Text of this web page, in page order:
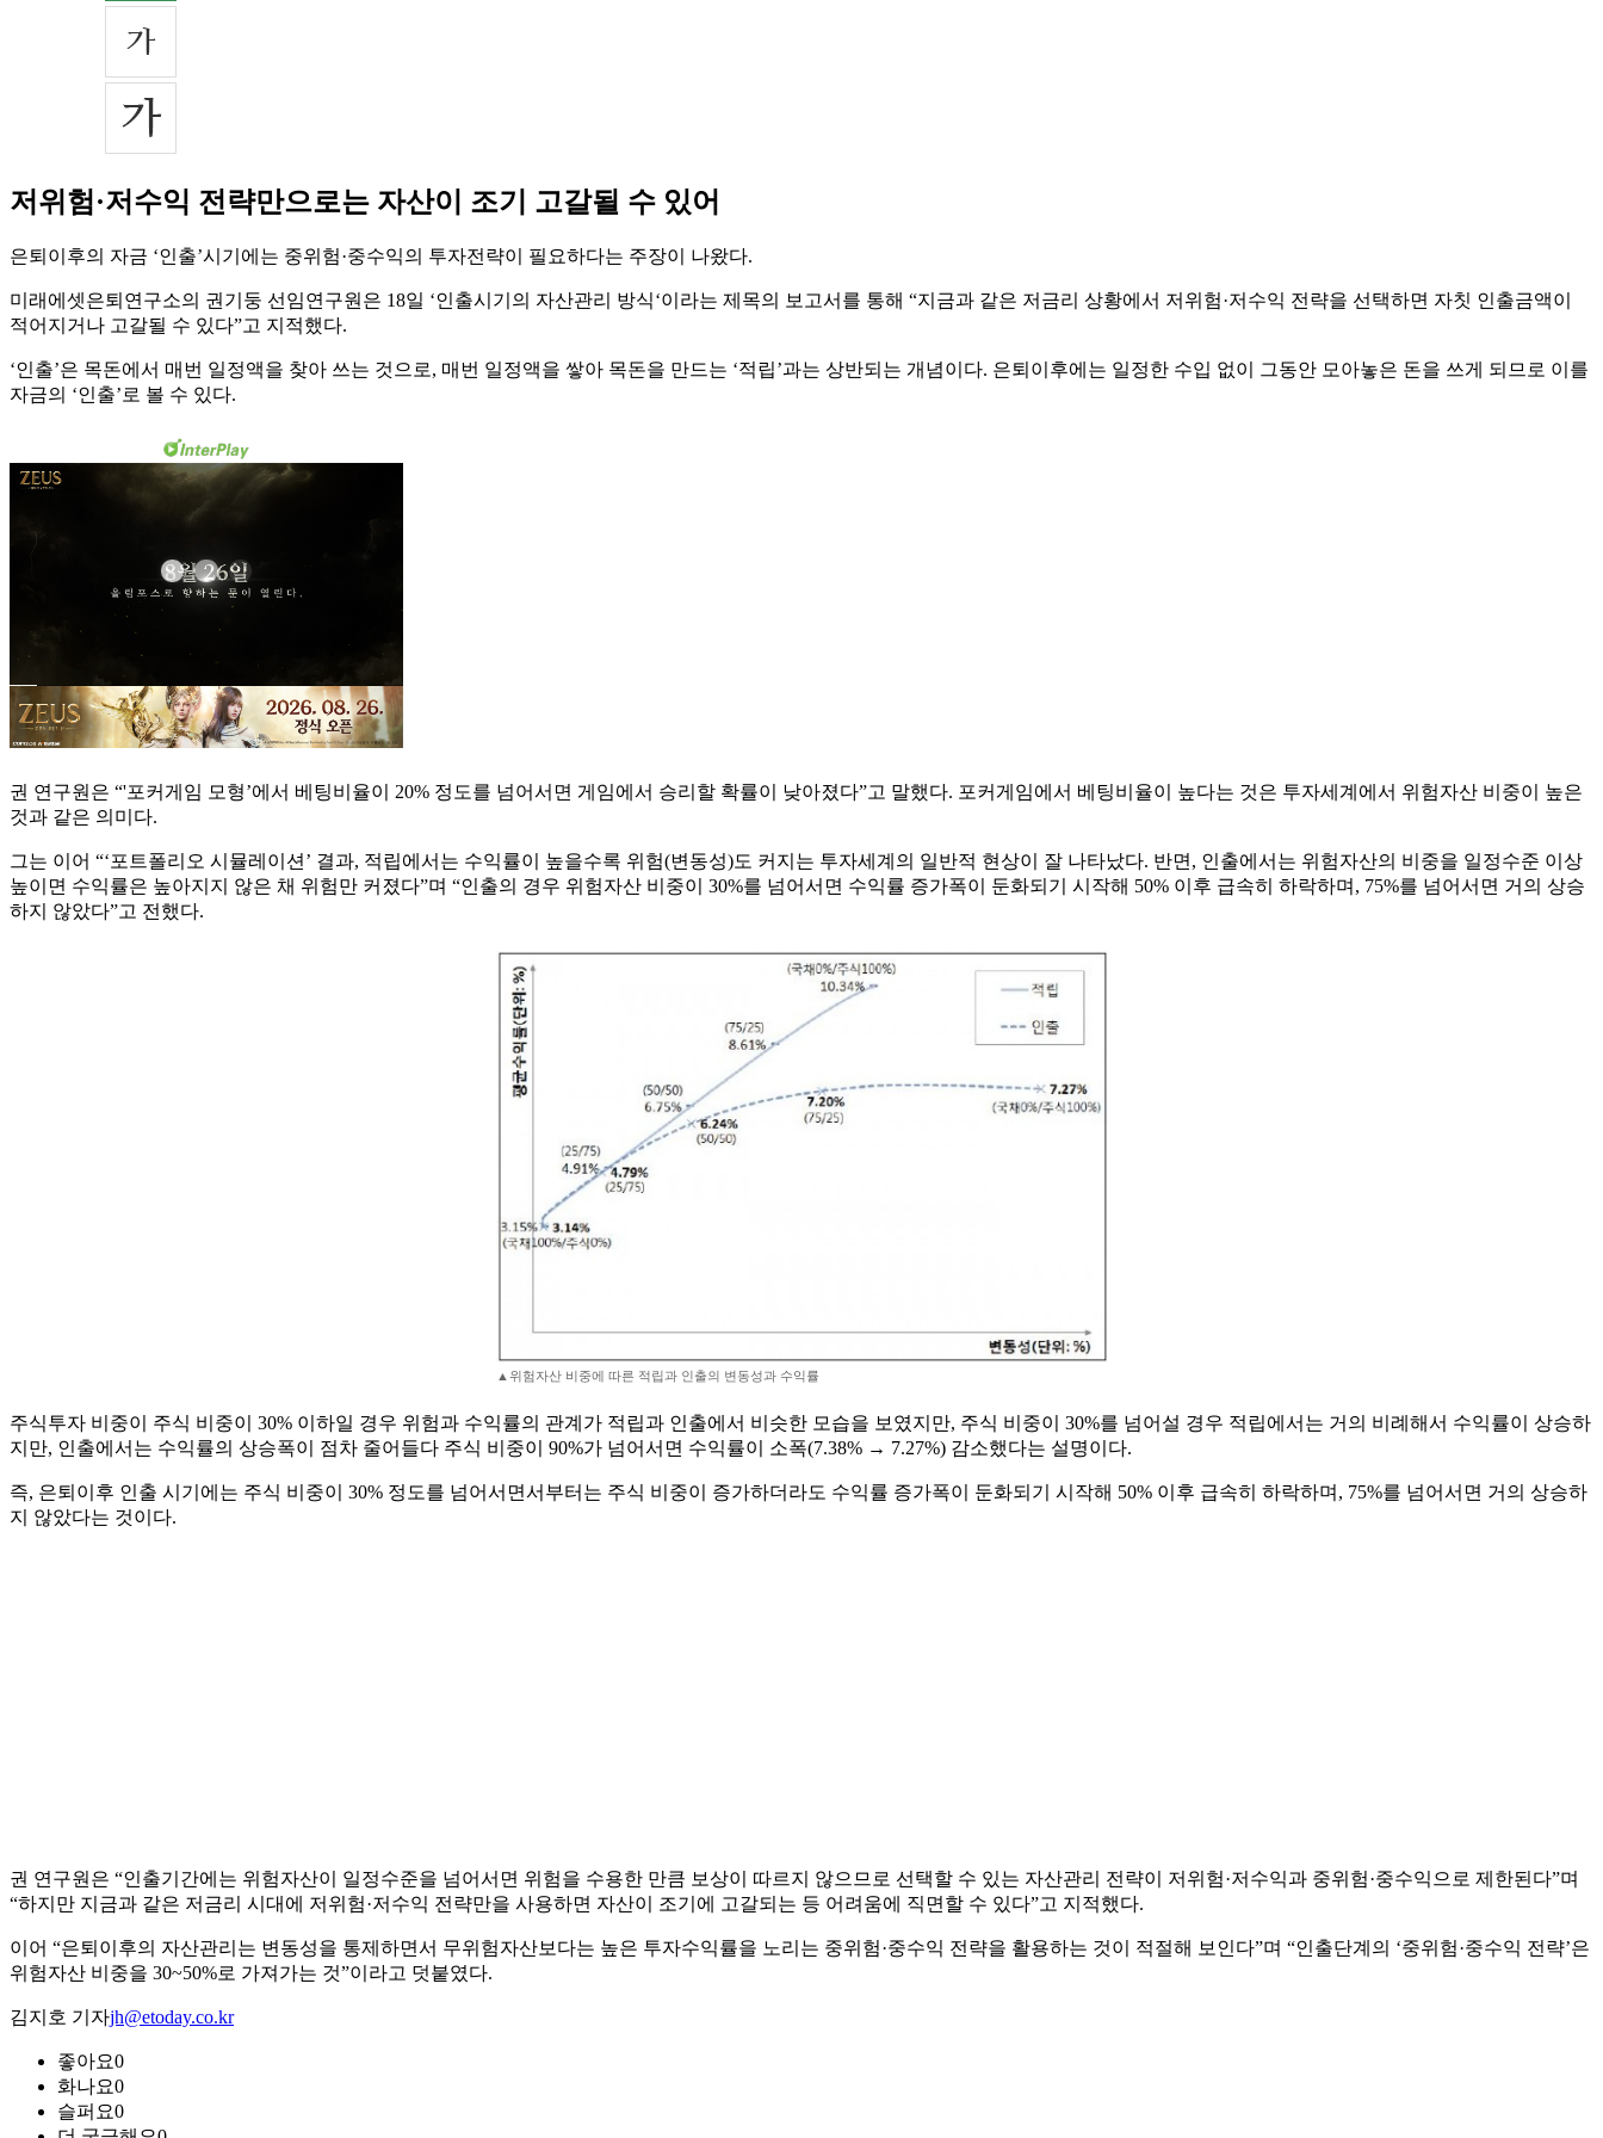
저위험·저수익 전략만으로는 자산이 조기 고갈될 수 있어
은퇴이후의 자금 ‘인출’시기에는 중위험·중수익의 투자전략이 필요하다는 주장이 나왔다.
미래에셋은퇴연구소의 권기둥 선임연구원은 18일 ‘인출시기의 자산관리 방식‘이라는 제목의 보고서를 통해 “지금과 같은 저금리 상황에서 저위험·저수익 전략을 선택하면 자칫 인출금액이
적어지거나 고갈될 수 있다”고 지적했다.
‘인출’은 목돈에서 매번 일정액을 찾아 쓰는 것으로, 매번 일정액을 쌓아 목돈을 만드는 ‘적립’과는 상반되는 개념이다. 은퇴이후에는 일정한 수입 없이 그동안 모아놓은 돈을 쓰게 되므로 이를
자금의 ‘인출’로 볼 수 있다.
권 연구원은 “'포커게임 모형’에서 베팅비율이 20% 정도를 넘어서면 게임에서 승리할 확률이 낮아졌다”고 말했다. 포커게임에서 베팅비율이 높다는 것은 투자세계에서 위험자산 비중이 높은
것과 같은 의미다.
그는 이어 “‘포트폴리오 시뮬레이션’ 결과, 적립에서는 수익률이 높을수록 위험(변동성)도 커지는 투자세계의 일반적 현상이 잘 나타났다. 반면, 인출에서는 위험자산의 비중을 일정수준 이상
높이면 수익률은 높아지지 않은 채 위험만 커졌다”며 “인출의 경우 위험자산 비중이 30%를 넘어서면 수익률 증가폭이 둔화되기 시작해 50% 이후 급속히 하락하며, 75%를 넘어서면 거의 상승
하지 않았다”고 전했다.
▲위험자산 비중에 따른 적립과 인출의 변동성과 수익률
주식투자 비중이 주식 비중이 30% 이하일 경우 위험과 수익률의 관계가 적립과 인출에서 비슷한 모습을 보였지만, 주식 비중이 30%를 넘어설 경우 적립에서는 거의 비례해서 수익률이 상승하
지만, 인출에서는 수익률의 상승폭이 점차 줄어들다 주식 비중이 90%가 넘어서면 수익률이 소폭(7.38% → 7.27%) 감소했다는 설명이다.
즉, 은퇴이후 인출 시기에는 주식 비중이 30% 정도를 넘어서면서부터는 주식 비중이 증가하더라도 수익률 증가폭이 둔화되기 시작해 50% 이후 급속히 하락하며, 75%를 넘어서면 거의 상승하
지 않았다는 것이다.
권 연구원은 “인출기간에는 위험자산이 일정수준을 넘어서면 위험을 수용한 만큼 보상이 따르지 않으므로 선택할 수 있는 자산관리 전략이 저위험·저수익과 중위험·중수익으로 제한된다”며
“하지만 지금과 같은 저금리 시대에 저위험·저수익 전략만을 사용하면 자산이 조기에 고갈되는 등 어려움에 직면할 수 있다”고 지적했다.
이어 “은퇴이후의 자산관리는 변동성을 통제하면서 무위험자산보다는 높은 투자수익률을 노리는 중위험·중수익 전략을 활용하는 것이 적절해 보인다”며 “인출단계의 ‘중위험·중수익 전략’은
위험자산 비중을 30~50%로 가져가는 것”이라고 덧붙였다.
김지호 기자jh@etoday.co.kr
좋아요0
화나요0
슬퍼요0